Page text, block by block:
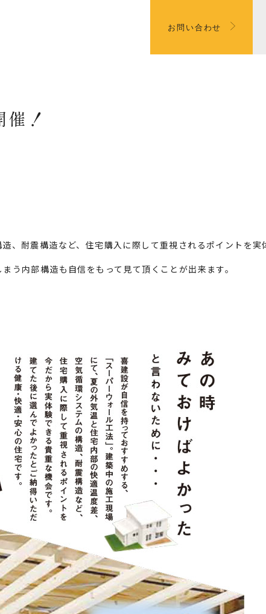
お問い合わせ
！
耐震構造など、住宅購入に際して重視されるポイントを実
う内部構造も自信をもって見て頂くことが出来ます。